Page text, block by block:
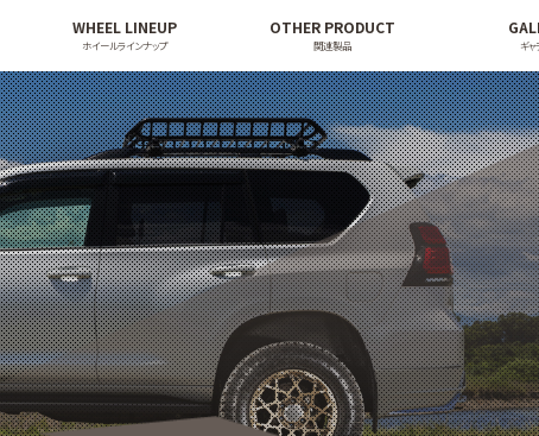
WHEEL LINEUP
ホイールラインナップ
OTHER PRODUCT
関連製品 ギャ